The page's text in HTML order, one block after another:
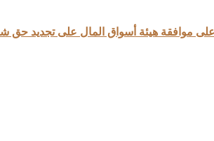
هيئة أسواق المال على تجديد حق